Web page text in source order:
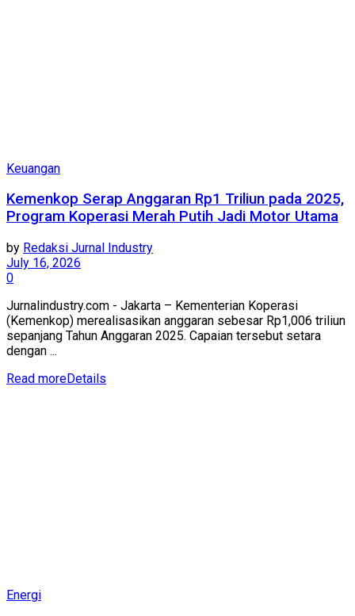
Keuangan
Kemenkop Serap Anggaran Rp1 Triliun pada 2025,
Program Koperasi Merah Putih Jadi Motor Utama
by Redaksi Jurnal Industry
July 16, 2026
0
Jurnalindustry.com - Jakarta – Kementerian Koperasi
(Kemenkop) merealisasikan anggaran sebesar Rp1,006 triliun
sepanjang Tahun Anggaran 2025. Capaian tersebut setara
dengan ...
Read moreDetails
Energi